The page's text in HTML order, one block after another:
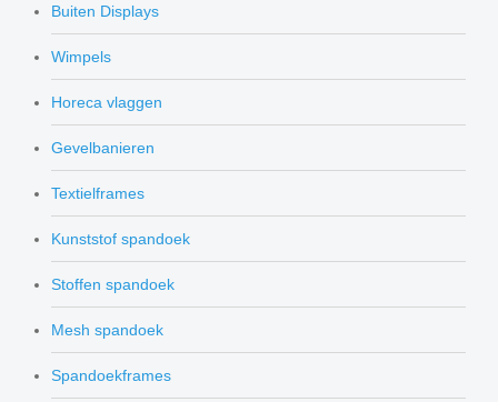
Buiten Displays
Wimpels
Horeca vlaggen
Gevelbanieren
Textielframes
Kunststof spandoek
Stoffen spandoek
Mesh spandoek
Spandoekframes